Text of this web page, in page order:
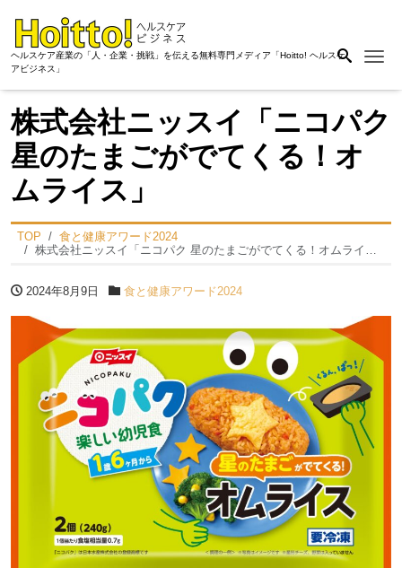
ヘルスケア産業の「人・企業・挑戦」を伝える無料専門メディア「Hoitto! ヘルスケ
アビジネス」
株式会社ニッスイ「ニコパク
星のたまごがでてくる！オ
ムライス」
TOP
食と健康アワード2024
株式会社ニッスイ「ニコパク 星のたまごがでてくる！オムライス」
2024年8月9日 食と健康アワード2024